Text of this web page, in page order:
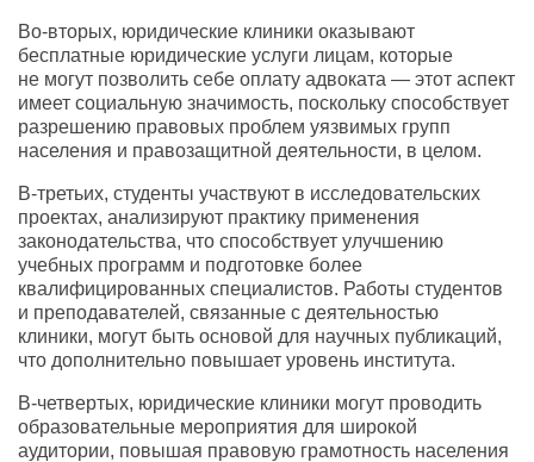
Во-вторых, юридические клиники оказывают
бесплатные юридические услуги лицам, которые
не могут позволить себе оплату адвоката — этот аспект
имеет социальную значимость, поскольку способствует
разрешению правовых проблем уязвимых групп
населения и правозащитной деятельности, в целом.
В-третьих, студенты участвуют в исследовательских
проектах, анализируют практику применения
законодательства, что способствует улучшению
учебных программ и подготовке более
квалифицированных специалистов. Работы студентов
и преподавателей, связанные с деятельностью
клиники, могут быть основой для научных публикаций,
что дополнительно повышает уровень института.
В-четвертых, юридические клиники могут проводить
образовательные мероприятия для широкой
аудитории, повышая правовую грамотность населения